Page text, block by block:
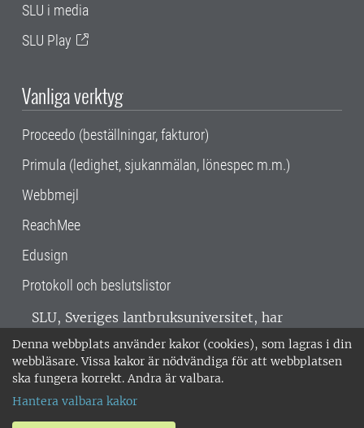
Denna webbplats använder kakor (cookies), som lagras i din
webbläsare. Vissa kakor är nödvändiga för att webbplatsen
ska fungera korrekt. Andra är valbara.
Hantera valbara kakor
SLU i media
SLU Play
Vanliga verktyg
Proceedo (beställningar, fakturor)
Primula (ledighet, sjukanmälan, lönespec m.m.)
Webbmejl
ReachMee
Edusign
Protokoll och beslutslistor
SLU, Sveriges lantbruksuniversitet, har
verksamhet över hela Sverige. Huvudorter är
Alnarp, Uppsala och Umeå.SLU är
miljöcertifierat enligt ISO 14001. •
018-67 10 00 • Org nr: 202100-2817 •